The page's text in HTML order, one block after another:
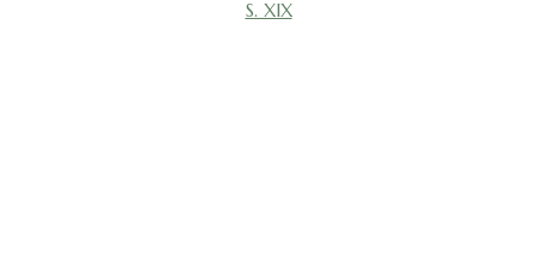
S. XIX